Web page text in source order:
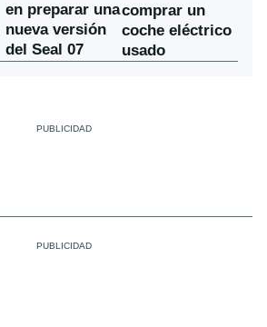
en preparar una
nueva versión
del Seal 07
comprar un
coche eléctrico
usado